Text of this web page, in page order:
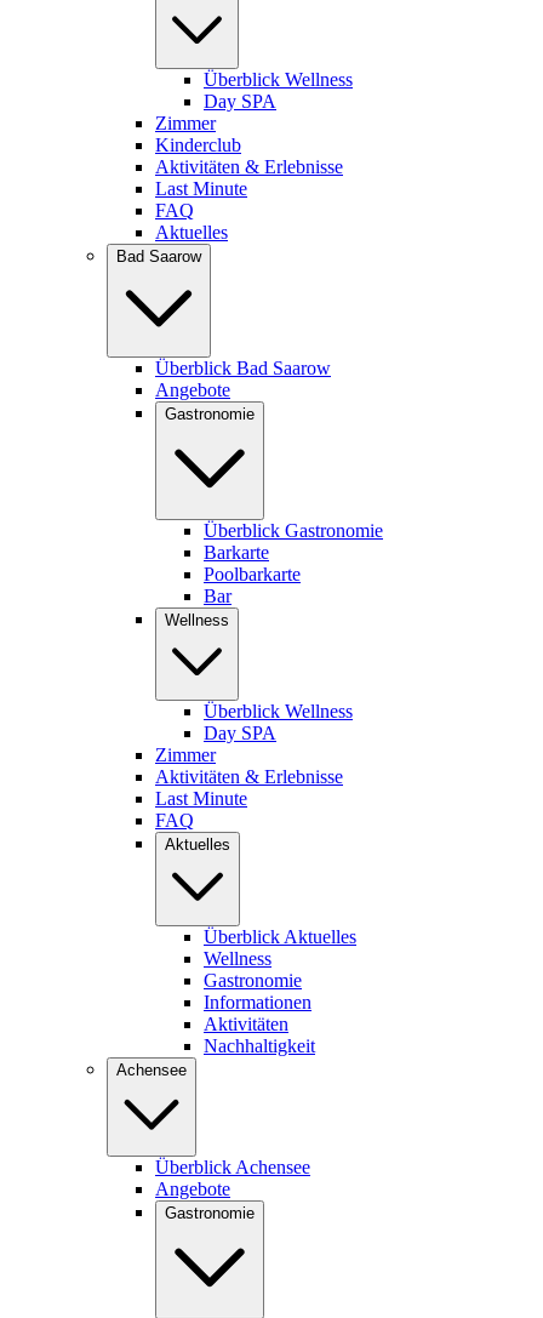
Überblick Wellness
Day SPA
Zimmer
Kinderclub
Aktivitäten & Erlebnisse
Last Minute
FAQ
Aktuelles
Bad Saarow
Überblick Bad Saarow
Angebote
Gastronomie
Überblick Gastronomie
Barkarte
Poolbarkarte
Bar
Wellness
Überblick Wellness
Day SPA
Zimmer
Aktivitäten & Erlebnisse
Last Minute
FAQ
Aktuelles
Überblick Aktuelles
Wellness
Gastronomie
Informationen
Aktivitäten
Nachhaltigkeit
Achensee
Überblick Achensee
Angebote
Gastronomie